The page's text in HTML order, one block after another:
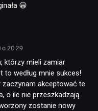
😀
o 20:29
którzy mieli zamiar
to według mnie sukces!
akceptować te
o ile nie przeszkadzają
zostanie nowy